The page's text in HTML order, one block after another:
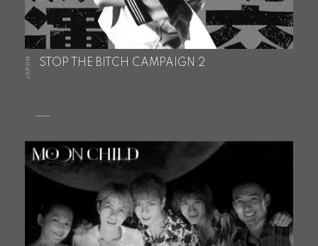
JAPON STOP THE BITCH CAMPAIGN 2